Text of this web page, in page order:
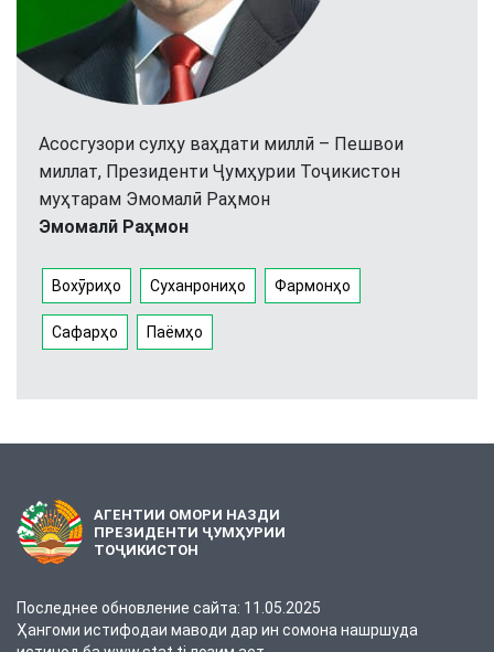
Асосгузори сулҳу ваҳдати миллӣ – Пешвои
миллат, Президенти Ҷумҳурии Тоҷикистон
муҳтарам Эмомалӣ Раҳмон
Эмомалӣ Раҳмон
Вохӯриҳо Суханрониҳо Фармонҳо
Сафарҳо Паёмҳо
АГЕНТИИ ОМОРИ НАЗДИ
ПРЕЗИДЕНТИ ҶУМҲУРИИ
ТОҶИКИСТОН
Последнее обновление сайта: 11.05.2025
Ҳангоми истифодаи маводи дар ин сомона нашршуда